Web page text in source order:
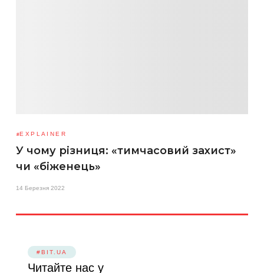
EXPLAINER
У чому різниця: «тимчасовий захист»
чи «біженець»
14 Березня 2022
#BIT.UA
Читайте нас у